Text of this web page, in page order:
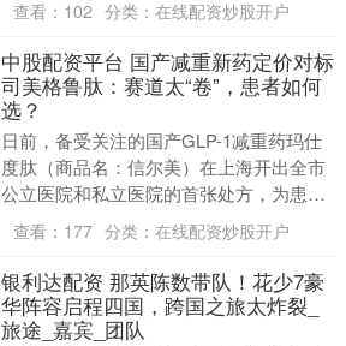
为一款....
查看： 102 分类： 在线配资炒股开户
中股配资平台 国产减重新药定价对标
司美格鲁肽：赛道太“卷”，患者如何
选？
日前，备受关注的国产GLP-1减重药玛仕
度肽（商品名：信尔美）在上海开出全市
公立医院和私立医院的首张处方，为患者
提供了进口减重药之外的新选择。 第一财
经记者在复....
查看： 177 分类： 在线配资炒股开户
银利达配资 那英陈数带队！花少7豪
华阵容启程四国，跨国之旅太炸裂_
旅途_嘉宾_团队